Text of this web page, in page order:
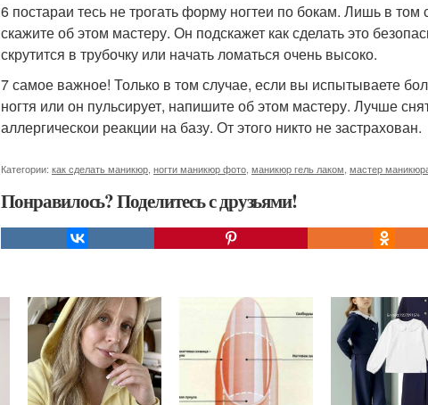
6 постараи тесь не трогать форму ногтеи по бокам. Лишь в том
скажите об этом мастеру. Он подскажет как сделать это
скрутится в трубочку или начать ломаться очень высоко.
7 самое важное! Только в том случае, если вы испытываете
ногтя или он пульсирует, напишите об этом мастеру. Лучше
аллергическои реакции на базу. От этого никто не застрахован.
Категории: как сделать маникюр ногти маникюр фото маникюр гель лаком мастер
Понравилось? Поделитесь с друзьями!